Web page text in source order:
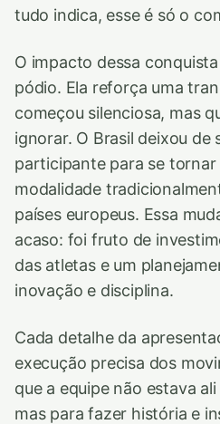
tudo indica, esse é só o
O impacto dessa
pódio. Ela reforça uma
começou silenciosa, mas
ignorar. O Brasil deixou de
participante para se
modalidade
países europeus. Essa
acaso: foi fruto de
das atletas e um
inovação e disciplina.
Cada detalhe da
execução precisa dos
que a equipe não estava
mas para fazer história e